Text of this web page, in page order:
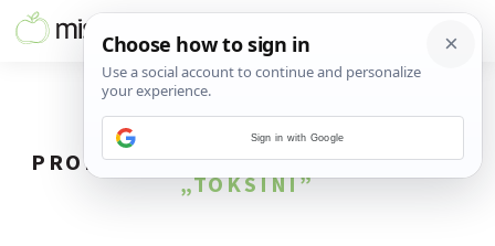
PRONAĐENO20REZULTATA ZA TAG
„TOKSINI”
Sign in with Google